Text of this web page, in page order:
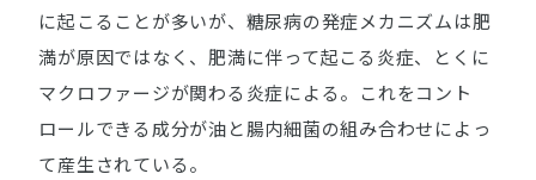
に起こることが多いが、糖尿病の発症メカニズムは肥
満が原因ではなく、肥満に伴って起こる炎症、とくに
マクロファージが関わる炎症による。これをコント
ロールできる成分が油と腸内細菌の組み合わせによっ
て産生されている。